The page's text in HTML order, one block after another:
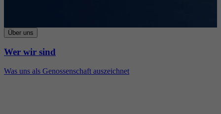
Über uns
Wer wir sind
Was uns als Genossenschaft auszeichnet